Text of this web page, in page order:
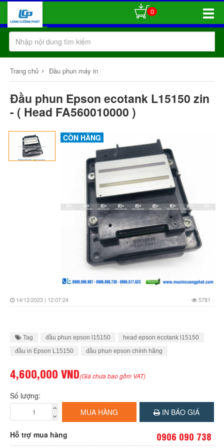
Toggle
0
Trang chủ › Đầu phun máy in
Đầu phun Epson ecotank L15150 zin
- ( Head FA560010000 )
CÒN HÀNG
14/12/2023 | 12:07:24 5781
Tag đầu phun epson l15150
head epson ecotank l15150
đầu in Epson L15150
đầu phun epson chính hãng
4,600,000 VND(Giá chưa bao gồm VAT)
Số lượng:
MUA HÀNG
IN BÁO GIÁ
Hỗ trợ mua hàng 0906 090 738